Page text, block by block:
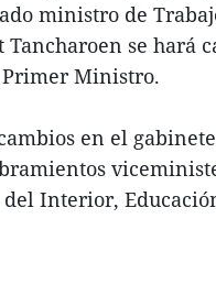
ministro de
Tancharoen se hará
Ministro.
en el
Interior,